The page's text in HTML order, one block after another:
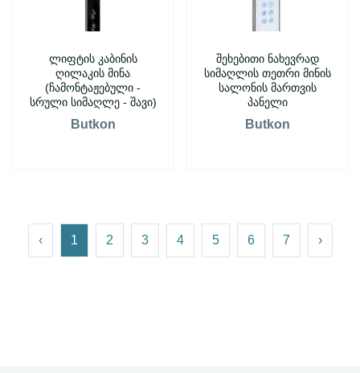
ლიფტის კაბინის
ღილაკის მინა
(ჩამონტაჟებული -
სრული სიმაღლე - შავი)
Butkon
შეხებითი ნახევრად
სიმაღლის თეთრი მინის
სალონის მართვის
პანელი
Butkon
‹ 1 2 3 4 5 6 7 ›